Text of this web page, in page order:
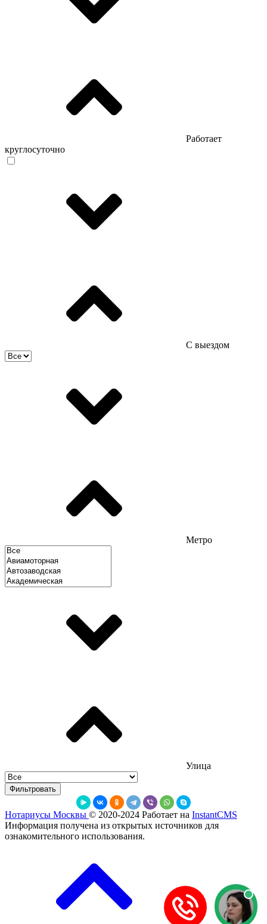
Работает
круглосуточно
С выездом
Метро
Улица
Фильтровать
Нотариусы Москвы © 2020-2024 Работает на InstantCMS
Информация получена из открытых источников для
ознакомительного использования.